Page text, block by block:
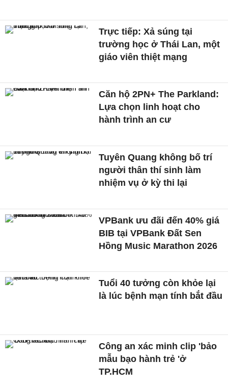
Trực tiếp: Xả súng tại
trường học ở Thái Lan, một
giáo viên thiệt mạng
Căn hộ 2PN+ The Parkland:
Lựa chọn linh hoạt cho
hành trình an cư
Tuyên Quang không bố trí
người thân thí sinh làm
nhiệm vụ ở kỳ thi lại
VPBank ưu đãi đến 40% giá
BIB tại VPBank Đất Sen
Hồng Music Marathon 2026
Tuổi 40 tưởng còn khỏe lại
là lúc bệnh mạn tính bắt đầu
Công an xác minh clip 'bảo
mẫu bạo hành trẻ 'ở
TP.HCM